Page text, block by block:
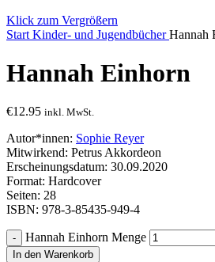
Klick zum Vergrößern
Start Kinder- und JugendbücherHannah
Hannah Einhorn
€12.95 inkl. MwSt.
Autor*innen: Sophie Reyer
Mitwirkend: Petrus Akkordeon
Erscheinungsdatum: 30.09.2020
Format: Hardcover
Seiten: 28
ISBN: 978-3-85435-949-4
Hannah Einhorn Menge
In den Warenkorb